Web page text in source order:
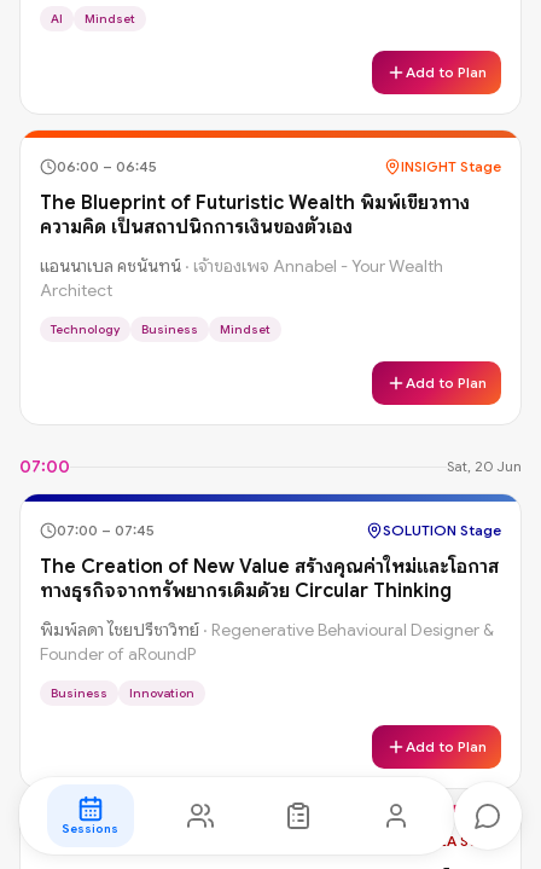
AI Mindset
Add to Plan
06:00 – 06:45 INSIGHT Stage
The Blueprint of Futuristic Wealth พิมพ์เขียวทาง
ความคิด เป็นสถาปนิกการเงินของตัวเอง
แอนนาเบล คชนันทน์ · เจ้าของเพจ Annabel - Your Wealth
Architect
Technology Business Mindset
Add to Plan
07:00 Sat, 20 Jun
07:00 – 07:45 SOLUTION Stage
The Creation of New Value สร้างคุณค่าใหม่และโอกาส
ทางธุรกิจจากทรัพยากรเดิมด้วย Circular Thinking
พิมพ์ลดา ไชยปรีชาวิทย์ · Regenerative Behavioural Designer &
Founder of aRoundP
Business Innovation
Add to Plan
IDEA Stage
Sessions